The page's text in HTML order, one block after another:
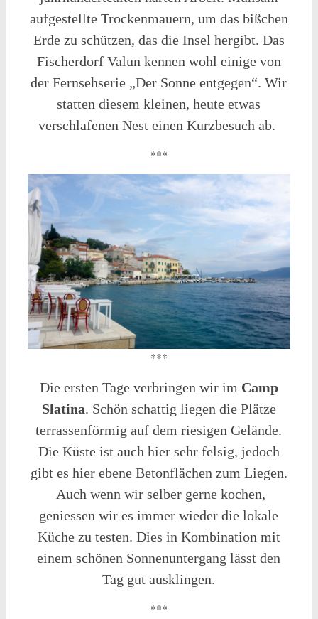
aufgestellte Trockenmauern, um das bißchen
Erde zu schützen, das die Insel hergibt. Das
Fischerdorf Valun kennen wohl einige von
der Fernsehserie „Der Sonne entgegen“. Wir
statten diesem kleinen, heute etwas
verschlafenen Nest einen Kurzbesuch ab.
***
***
Die ersten Tage verbringen wir im Camp
Slatina. Schön schattig liegen die Plätze
terrassenförmig auf dem riesigen Gelände.
Die Küste ist auch hier sehr felsig, jedoch
gibt es hier ebene Betonflächen zum Liegen.
Auch wenn wir selber gerne kochen,
geniessen wir es immer wieder die lokale
Küche zu testen. Dies in Kombination mit
einem schönen Sonnenuntergang lässt den
Tag gut ausklingen.
***